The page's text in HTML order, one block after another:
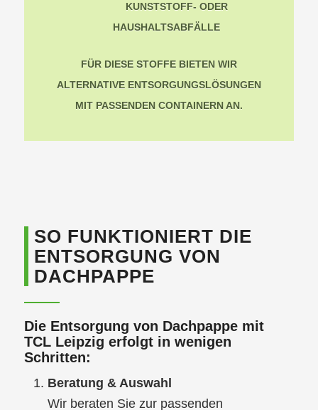
KUNSTSTOFF- ODER
HAUSHALTSABFÄLLE
FÜR DIESE STOFFE BIETEN WIR
ALTERNATIVE ENTSORGUNGSLÖSUNGEN
MIT PASSENDEN CONTAINERN AN.
SO FUNKTIONIERT DIE
ENTSORGUNG VON
DACHPAPPE
Die Entsorgung von Dachpappe mit
TCL Leipzig erfolgt in wenigen
Schritten:
Beratung & Auswahl
Wir beraten Sie zur passenden